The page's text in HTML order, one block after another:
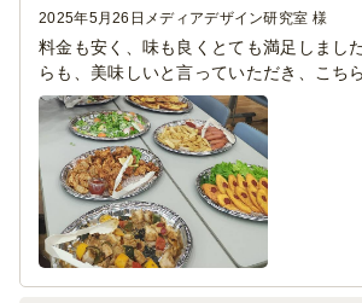
2025年5月26日 メディアデザイン研究室 様
料金も安く、味も良くとても満足しまし
らも、美味しいと言っていただき、こち
たと思いました。
お皿や割り箸などもまとめて頼んだら、
が届き、注文から食べるまでがとても手
また利用させていただきたいです。